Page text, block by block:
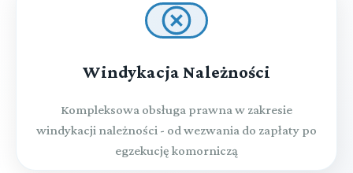
Windykacja Należności
Kompleksowa obsługa prawna w zakresie
windykacji należności - od wezwania do zapłaty po
egzekucję komorniczą